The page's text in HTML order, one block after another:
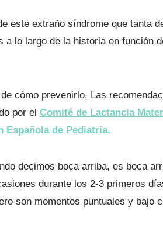
este extraño síndrome que tanta
a lo largo de la historia en
cómo prevenirlo. Las
por el Comité de Lactancia
de Pediatría.
decimos boca arriba, es boca
durante los 2-3 primeros
son momentos puntuales y